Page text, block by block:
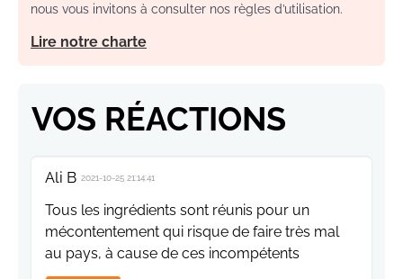
nous vous invitons à consulter nos règles d’utilisation.
Lire notre charte
VOS RÉACTIONS
Ali B 2021-10-25 21:14:41
Tous les ingrédients sont réunis pour un
mécontentement qui risque de faire très mal
au pays, à cause de ces incompétents